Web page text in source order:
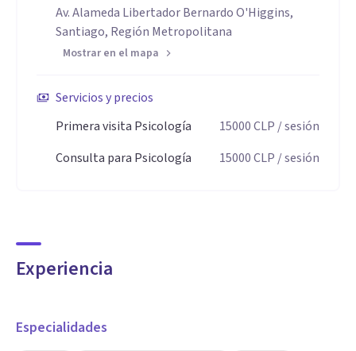
Av. Alameda Libertador Bernardo O'Higgins,
Santiago, Región Metropolitana
Mostrar en el mapa
Servicios y precios
Primera visita Psicología
15000CLP / sesión
Consulta para Psicología
15000CLP / sesión
Experiencia
Especialidades